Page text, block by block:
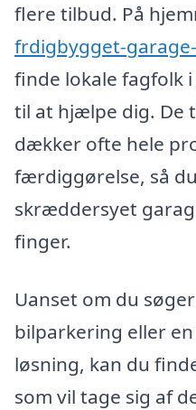
flere tilbud. På
frdigbygget-
finde lokale fagfolk
til at hjælpe dig. De
dækker ofte hele
færdiggørelse, så
skræddersyet
finger.
Uanset om du
bilparkering eller
løsning, kan du
som vil tage sig af